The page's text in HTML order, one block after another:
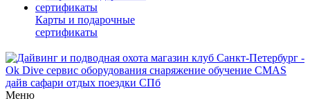
Карты и подарочные
сертификаты
Меню